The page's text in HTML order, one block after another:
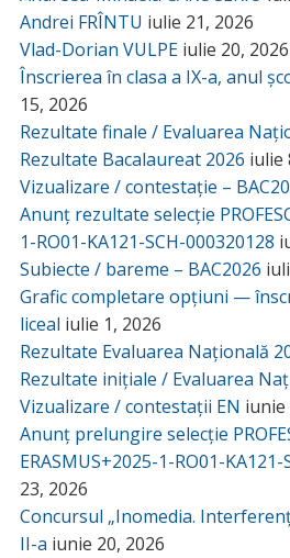
Andrei FRÎNTU iulie 21, 2026
Vlad-Dorian VULPE iulie 20, 2026
Înscrierea în clasa a IX-a, anul
15, 2026
Rezultate finale / Evaluarea
Rezultate Bacalaureat 2026 iulie
Vizualizare / contestație –
Anunț rezultate selecție
1-RO01-KA121-SCH-000320128
Subiecte / bareme – BAC2026
Grafic completare opțiuni —
liceal iulie 1, 2026
Rezultate Evaluarea Națională
Rezultate inițiale / Evaluarea
Vizualizare / contestații EN iunie
Anunț prelungire selecție
ERASMUS+2025-1-RO01-
23, 2026
Concursul „Inomedia.
II-a iunie 20, 2026